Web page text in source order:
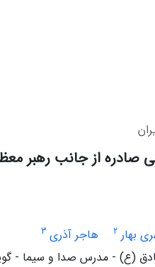
صادره از جانب رهبر
بهار 2 هاجر آذری 3
(ع) - مدرس صدا و سیما -